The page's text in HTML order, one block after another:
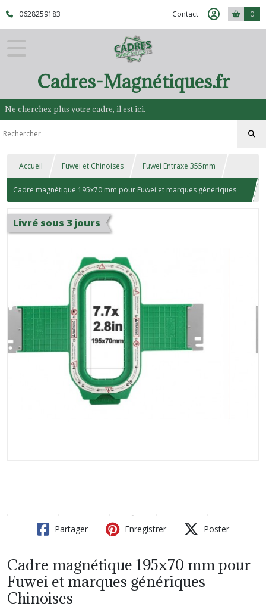
0628259183 Contact 0
Cadres-Magnétiques.fr
Ne cherchez plus votre cadre, il est ici.
Accueil Fuwei et Chinoises Fuwei Entraxe 355mm
Cadre magnétique 195x70 mm pour Fuwei et marques génériques
Chinoises
Livré sous 3 jours
Partager Enregistrer Poster
Cadre magnétique 195x70 mm pour
Fuwei et marques génériques
Chinoises